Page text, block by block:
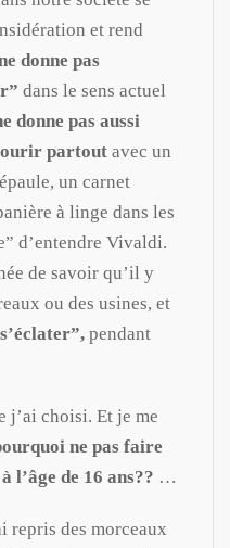
et rend
donne pas
dans le sens actuel
donne pas aussi
partout avec un
un carnet
à linge dans les
d’entendre Vivaldi.
de savoir qu’il y
ou des usines, et
pendant
j’ai choisi. Et je me
ne pas faire
l’âge de 16 ans?? …
repris des morceaux